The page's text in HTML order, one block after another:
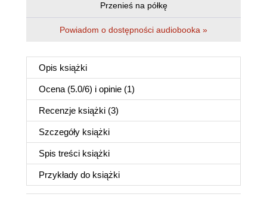
Przenieś na półkę
Powiadom o dostępności audiobooka »
Opis książki
Ocena (5.0/6) i opinie (1)
Recenzje książki (3)
Szczegóły książki
Spis treści książki
Przykłady do książki